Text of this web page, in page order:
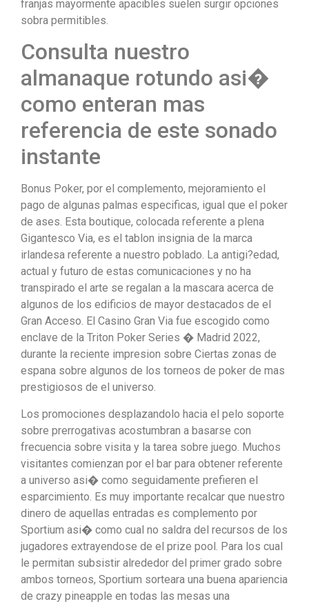
franjas mayormente apacibles suelen surgir opciones
sobra permitibles.
Consulta nuestro
almanaque rotundo asi�
como enteran mas
referencia de este sonado
instante
Bonus Poker, por el complemento, mejoramiento el
pago de algunas palmas especificas, igual que el poker
de ases. Esta boutique, colocada referente a plena
Gigantesco Via, es el tablon insignia de la marca
irlandesa referente a nuestro poblado. La antigi?edad,
actual y futuro de estas comunicaciones y no ha
transpirado el arte se regalan a la mascara acerca de
algunos de los edificios de mayor destacados de el
Gran Acceso. El Casino Gran Via fue escogido como
enclave de la Triton Poker Series � Madrid 2022,
durante la reciente impresion sobre Ciertas zonas de
espana sobre algunos de los torneos de poker de mas
prestigiosos de el universo.
Los promociones desplazandolo hacia el pelo soporte
sobre prerrogativas acostumbran a basarse con
frecuencia sobre visita y la tarea sobre juego. Muchos
visitantes comienzan por el bar para obtener referente
a universo asi� como seguidamente prefieren el
esparcimiento. Es muy importante recalcar que nuestro
dinero de aquellas entradas es complemento por
Sportium asi� como cual no saldra del recursos de los
jugadores extrayendose de el prize pool. Para los cual
le permitan subsistir alrededor del primer grado sobre
ambos torneos, Sportium sorteara una buena apariencia
de crazy pineapple en todas las mesas una